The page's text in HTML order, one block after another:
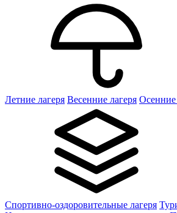
Летние лагеря Весенние лагеря Осенние
Спортивно-оздоровительные лагеря